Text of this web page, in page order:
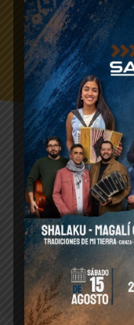
histórica
artistas
en
brindar
explicó el
Entre los
“sector